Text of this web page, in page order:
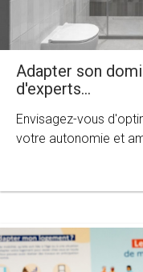
Adapter son
d'experts...
Envisagez-vous
votre autonomie et